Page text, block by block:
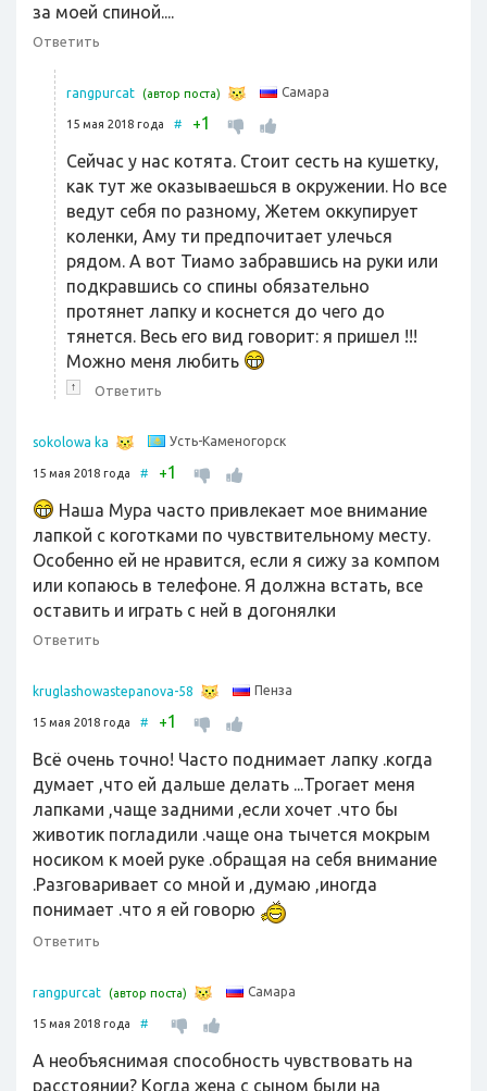
за моей спиной....
Ответить
rangpurcat (автор поста) Самара
15 мая 2018 года # +1
Сейчас у нас котята. Стоит сесть на кушетку,
как тут же оказываешься в окружении. Но все
ведут себя по разному, Жетем оккупирует
коленки, Аму ти предпочитает улечься
рядом. А вот Тиамо забравшись на руки или
подкравшись со спины обязательно
протянет лапку и коснется до чего до
тянется. Весь его вид говорит: я пришел !!!
Можно меня любить
↑ Ответить
sokolowa ka Усть-Каменогорск
15 мая 2018 года # +1
Наша Мура часто привлекает мое внимание
лапкой с коготками по чувствительному месту.
Особенно ей не нравится, если я сижу за компом
или копаюсь в телефоне. Я должна встать, все
оставить и играть с ней в догонялки
Ответить
kruglashowastepanova-58 Пенза
15 мая 2018 года # +1
Всё очень точно! Часто поднимает лапку .когда
думает ,что ей дальше делать ...Трогает меня
лапками ,чаще задними ,если хочет .что бы
животик погладили .чаще она тычется мокрым
носиком к моей руке .обращая на себя внимание
.Разговаривает со мной и ,думаю ,иногда
понимает .что я ей говорю
Ответить
rangpurcat (автор поста) Самара
15 мая 2018 года #
А необъяснимая способность чувствовать на
расстоянии? Когда жена с сыном были на